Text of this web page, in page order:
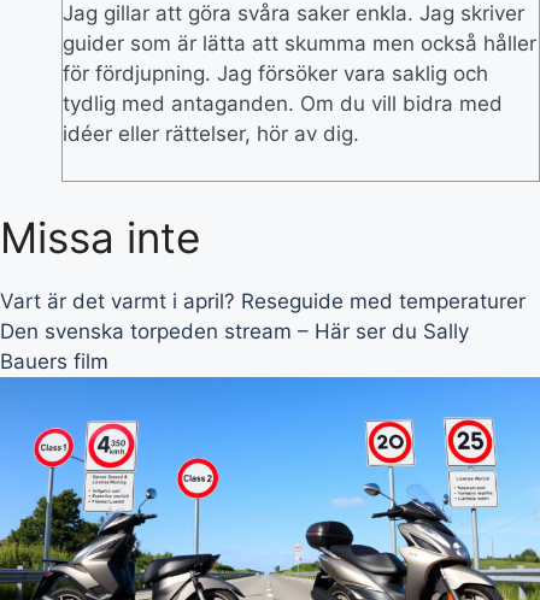
Jag gillar att göra svåra saker enkla. Jag skriver
guider som är lätta att skumma men också håller
för fördjupning. Jag försöker vara saklig och
tydlig med antaganden. Om du vill bidra med
idéer eller rättelser, hör av dig.
Missa inte
Vart är det varmt i april? Reseguide med temperaturer
Den svenska torpeden stream – Här ser du Sally
Bauers film